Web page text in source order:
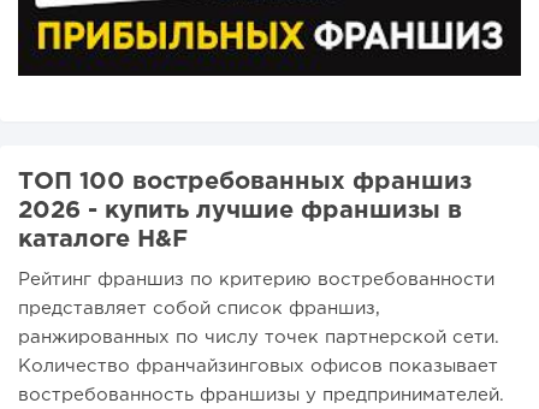
ТОП 100 востребованных франшиз
2026 - купить лучшие франшизы в
каталоге H&F
Рейтинг франшиз по критерию востребованности
представляет собой список франшиз,
ранжированных по числу точек партнерской сети.
Количество франчайзинговых офисов показывает
востребованность франшизы у предпринимателей.